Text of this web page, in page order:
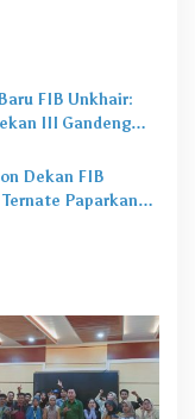
FIB Unkhair:
III Gandeng
ke Level
Dekan FIB
Paparkan